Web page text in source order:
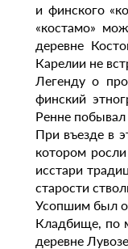
и финского
«костамо»
деревне
Карелии не
Легенду о
финский
Ренне
При въезде в
котором
исстари
старости
Усопшим был
Кладбище, по
деревне